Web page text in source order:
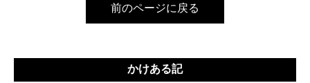
前のページに戻る
かけある記